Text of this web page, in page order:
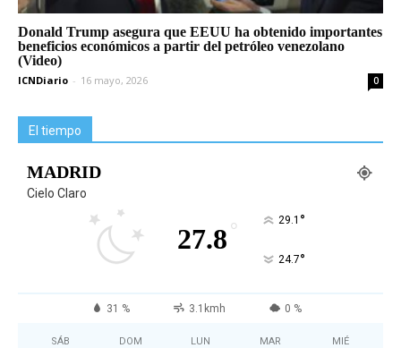
Donald Trump asegura que EEUU ha obtenido importantes
beneficios económicos a partir del petróleo venezolano
(Video)
ICNDiario - 16 mayo, 2026 0
El tiempo
MADRID
Cielo Claro
27.8 ° 29.1 °
24.7°
31 % 3.1kmh 0 %
SÁB DOM LUN MAR MIÉ